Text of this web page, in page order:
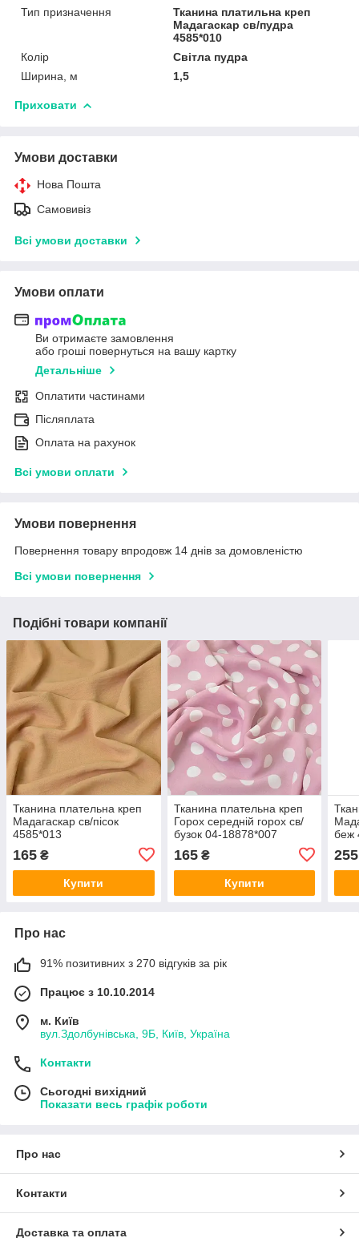
Тип призначення
Тканина платильна креп
Мадагаскар св/пудра
4585*010
Колір
Світла пудра
Ширина, м
1,5
Приховати
Умови доставки
Нова Пошта
Самовивіз
Всі умови доставки
Умови оплати
Ви отримаєте замовлення
або гроші повернуться на вашу картку
Детальніше
Оплатити частинами
Післяплата
Оплата на рахунок
Всі умови оплати
Умови повернення
Повернення товару впродовж 14 днів за домовленістю
Всі умови повернення
Подібні товари компанії
Тканина плательна креп
Мадагаскар св/пісок
4585*013
165 ₴
Купити
Тканина плательна креп
Горох середній горох св/
бузок 04-18878*007
165₴
Купити
беж
255
Про нас
91% позитивних з 270 відгуків за рік
Працює з 10.10.2014
м. Київ
вул.Здолбунівська, 9Б, Київ, Україна
Контакти
Сьогодні вихідний
Показати весь графік роботи
Про нас
Контакти
Доставка та оплата